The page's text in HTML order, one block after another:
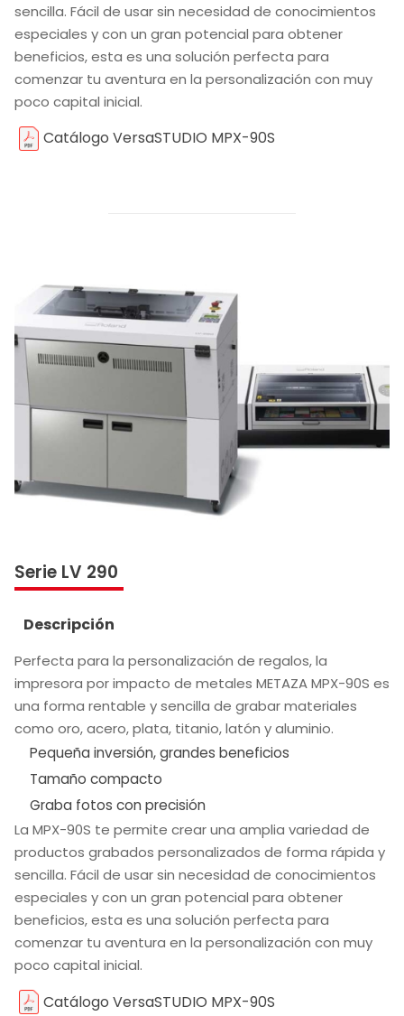
sencilla. Fácil de usar sin necesidad de conocimientos
especiales y con un gran potencial para obtener
beneficios, esta es una solución perfecta para
comenzar tu aventura en la personalización con muy
poco capital inicial.
Catálogo VersaSTUDIO MPX-90S
Serie LV 290
Descripción
Perfecta para la personalización de regalos, la
impresora por impacto de metales METAZA MPX-90S es
una forma rentable y sencilla de grabar materiales
como oro, acero, plata, titanio, latón y aluminio.
Pequeña inversión, grandes beneficios
Tamaño compacto
Graba fotos con precisión
La MPX-90S te permite crear una amplia variedad de
productos grabados personalizados de forma rápida y
sencilla. Fácil de usar sin necesidad de conocimientos
especiales y con un gran potencial para obtener
beneficios, esta es una solución perfecta para
comenzar tu aventura en la personalización con muy
poco capital inicial.
Catálogo VersaSTUDIO MPX-90S